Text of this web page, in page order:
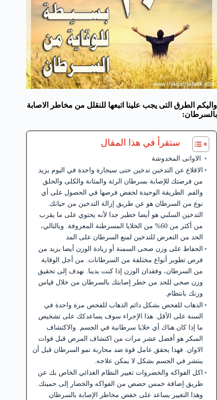
واليكم الطرق التى يجب علينا اتبعها للنقلل من مخاطر الاصابة
بالسرطان:
ستقرأ في هذا المقال
الاوانى المخدوشة
الاقلاع عن التدخين تدخين حتى سيجارة واحدة في اليوم يزيد
من فرصتك للإصابة بسرطان الرئة والمثانة والكلى والحلق
والفم. الطريقة الوحيدة لخفض فرصها في الحصول على أي
نوع من السرطان هو عن طريق إزالة التدخين من حياتك.
التدخين السلبي هو أيضا خطير جدا لأنه يحتوي على ما يقرب
من أكثر من 60% من الخلايا المسرطنة المعروفة. وبالتالي،
الحد من التعرض للتدخين لمنع السرطان على المد
الحفاظ على وزن صحى السمنة أو زيادة الوزن أيضا يزيد من
فرص تطوير أنواع مختلفة من السرطانات. من أجل الوقاية
من السرطان، وفقدان الوزن إذا كنت بدينا. نهدف إلى تحقيق
وزن صحي للحد من خطر إصابتك بالسرطان من خلال قياس
وزنك بانتظام.
الذهاب للفحص بشكل دائم الذهاب للفحص مرة واحدة في
السنة على الأقل. هذا الإجراء سوف يساعدكك على تشخيص
ما إذا كان هناك أي خلايا سرطانية في الجسم. والاكتشاف
المبكر هو أفضل عشر مرات من اكتشاف المرض قبل فوات
الاوان. فهذا يحقق عامل قوة ضد محاربة نمو السرطان قبل أن
ينتشر في الجسم بشكل لا يمكن علاجه.
اكل الفواكه والخضروات تغيير النظام الغذائي الخاص بك عن
طريق إضافة خمس حصص من الفواكه والخضار إلى حميتك.
وهذا التغيير يساعد على خفض مخاطر الإصابة بالسرطان